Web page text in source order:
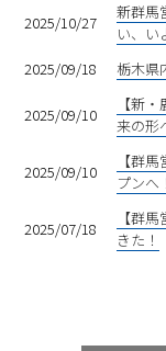
2025/10/27
新群馬
い、い
2025/09/18
栃木県
2025/09/10
【新
来の形
2025/09/10
【群
プンへ！
2025/07/18
【群
きた！